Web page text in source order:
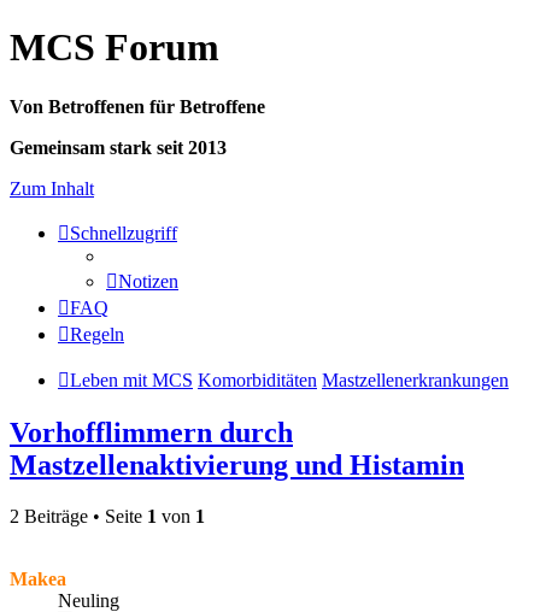
MCS Forum
Von Betroffenen für Betroffene
Gemeinsam stark seit 2013
Zum Inhalt
Schnellzugriff
Notizen
FAQ
Regeln
Leben mit MCS Komorbiditäten Mastzellenerkrankungen
Vorhofflimmern durch
Mastzellenaktivierung und Histamin
2 Beiträge • Seite 1 von 1
Makea
Neuling